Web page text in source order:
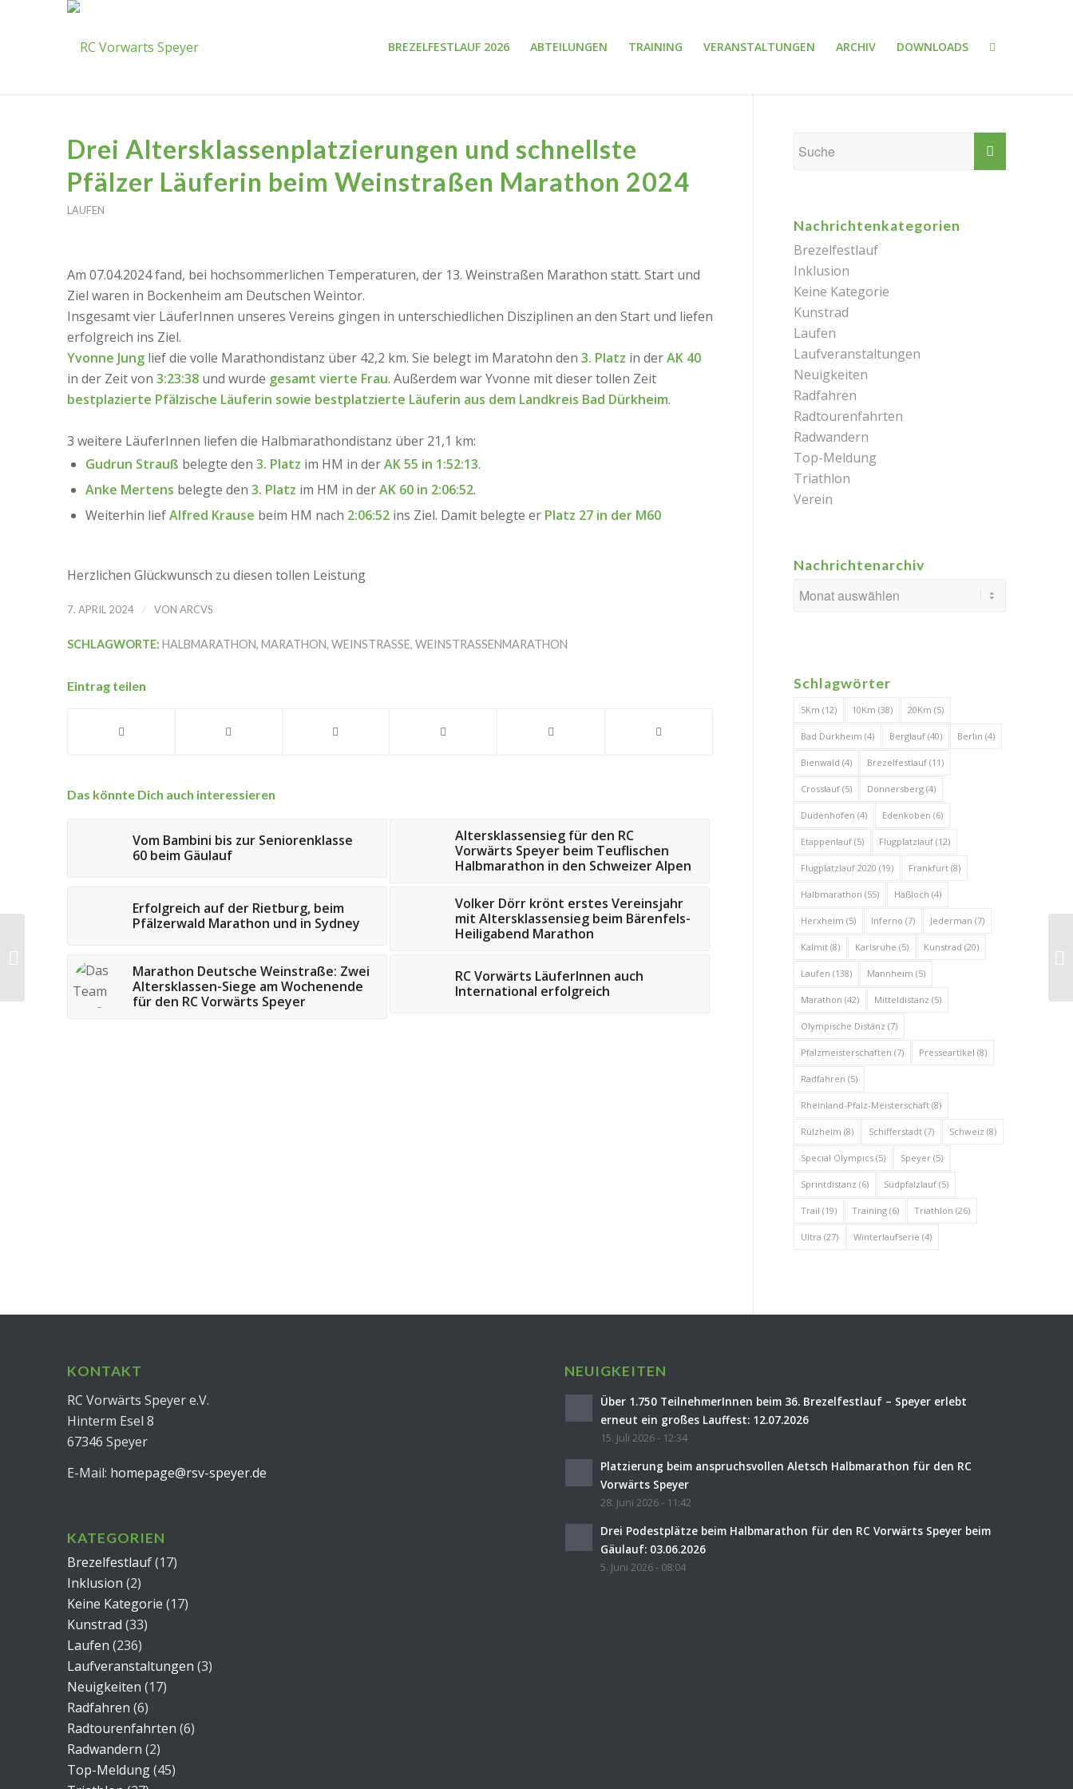
BREZELFESTLAUF 2026 ABTEILUNGEN TRAINING VERANSTALTUNGEN ARCHIV DOWNLOADS
Drei Altersklassenplatzierungen und schnellste
Pfälzer Läuferin beim Weinstraßen Marathon 2024
LAUFEN
Am 07.04.2024 fand, bei hochsommerlichen Temperaturen, der 13. Weinstraßen Marathon statt. Start und
Ziel waren in Bockenheim am Deutschen Weintor.
Insgesamt vier LäuferInnen unseres Vereins gingen in unterschiedlichen Disziplinen an den Start und liefen
erfolgreich ins Ziel.
Yvonne Junglief die volle Marathondistanz über 42,2 km. Sie belegt im Maratohn den 3. Platz in derAK 40
in der Zeit von 3:23:38und wurde gesamt vierte Frau. Außerdem war Yvonne mit dieser tollen Zeit
bestplazierte Pfälzische Läuferin sowie bestplatzierte Läuferin aus dem Landkreis Bad Dürkheim.
3 weitere LäuferInnen liefen die Halbmarathondistanz über 21,1 km:
Gudrun Strauß belegte den 3. Platz im HM in derAK 55 in 1:52:13.
Anke Mertens belegte den 3. Platz im HM in derAK 60 in 2:06:52.
Weiterhin liefAlfred Krause beim HM nach 2:06:52ins Ziel. Damit belegte er Platz 27 in der M60
Herzlichen Glückwunsch zu diesen tollen Leistung
7. APRIL 2024 / VON ARCVS
SCHLAGWORTE: HALBMARATHON, MARATHON, WEINSTRASSE , WEINSTRASSENMARATHON
Eintrag teilen
Das könnte Dich auch interessieren
Vom Bambini bis zur Seniorenklasse
60 beim Gäulauf
Altersklassensieg für den RC
Vorwärts Speyer beim Teuflischen
Halbmarathon in den Schweizer Alpen
Erfolgreich auf der Rietburg, beim
Pfälzerwald Marathon und in Sydney
Volker Dörr krönt erstes Vereinsjahr
mit Altersklassensieg beim Bärenfels-
Heiligabend Marathon
Marathon Deutsche Weinstraße: Zwei
Altersklassen-Siege am Wochenende
für den RC Vorwärts Speyer
RC Vorwärts LäuferInnen auch
International erfolgreich
Nachrichtenkategorien
Brezelfestlauf
Inklusion
Keine Kategorie
Kunstrad
Laufen
Laufveranstaltungen
Neuigkeiten
Radfahren
Radtourenfahrten
Radwandern
Top-Meldung
Triathlon
Verein
Nachrichtenarchiv
Schlagwörter
5Km (12) 10Km (38) 20Km (5)
Bad Dürkheim (4) Berglauf(40) Berlin (4)
Bienwald (4) Brezelfestlauf(11)
Crosslauf(5) Donnersberg(4)
Dudenhofen (4) Edenkoben (6)
Etappenlauf(5) Flugplatzlauf(12)
Flugplatzlauf 2020 (19) Frankfurt(8)
Halbmarathon (55) Haßloch (4)
Herxheim (5) Inferno (7) Jederman (7)
Kalmit(8) Karlsruhe (5) Kunstrad (20)
Laufen (138) Mannheim (5)
Marathon (42) Mitteldistanz (5)
Olympische Distanz (7)
Pfalzmeisterschaften (7) Presseartikel (8)
Radfahren (5)
Rheinland-Pfalz-Meisterschaft(8)
Rülzheim (8) Schifferstadt(7) Schweiz (8)
Special Olympics(5) Speyer(5)
Sprintdistanz (6) Südpfalzlauf(5)
Trail (19) Training(6) Triathlon (26)
Ultra (27) Winterlaufserie (4)
KONTAKT
RC Vorwärts Speyer e.V.
Hinterm Esel 8
67346 Speyer
E-Mail: homepage@rsv-speyer.de
KATEGORIEN
Brezelfestlauf(17)
Inklusion (2)
Keine Kategorie (17)
Kunstrad (33)
Laufen (236)
Laufveranstaltungen (3)
Neuigkeiten (17)
Radfahren (6)
Radtourenfahrten (6)
Radwandern (2)
Top-Meldung(45)
NEUIGKEITEN
Über 1.750 TeilnehmerInnen beim 36. Brezelfestlauf – Speyer erlebt
erneut ein großes Lauffest: 12.07.2026
15. Juli 2026 - 12:34
Platzierung beim anspruchsvollen Aletsch Halbmarathon für den RC
Vorwärts Speyer
28. Juni 2026 - 11:42
Drei Podestplätze beim Halbmarathon für den RC Vorwärts Speyer beim
Gäulauf: 03.06.2026
5. Juni 2026 - 08:04
km Straßenlauf